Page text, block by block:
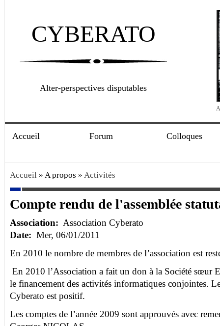
CYBERATO
Alter-perspectives disputables
Accueil Forum Colloques
Accueil » A propos » Activités
Compte rendu de l'assemblée
Association: Association Cyberato
Date: Mer, 06/01/2011
En 2010 le nombre de membres de l’association est
En 2010 l’Association a fait un don à la Société sœur
le financement des activités informatiques conjointes.
Cyberato est positif.
Les comptes de l’année 2009 sont approuvés avec